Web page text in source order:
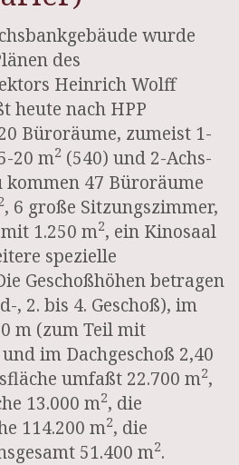
wurde
des
Heinrich Wolff
heute nach HPP
Büroräume, zumeist 1-
20 m2 (540) und 2-Achs-
kommen 47 Büroräume
, 6 große Sitzungszimmer,
1.250 m2, ein Kinosaal
spezielle
Geschoßhöhen betragen
, 2. bis 4. Geschoß), im
m (zum Teil mit
im Dachgeschoß 2,40
umfaßt 22.700 m2,
13.000 m2, die
114.200 m2, die
51.400 m2.